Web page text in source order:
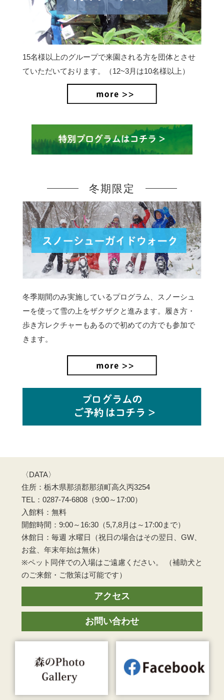
15名様以上のグループで来園される方を団体とさせ
ていただいております。（12~3月は10名様以上）
冬期限定
冬季期間のみ実施しているプログラム、スノーシュ
ーを使って雪の上をザクザクと進みます。
履き方・
歩き方レクチャーもあるので初めての方でも参加で
きます。
〈DATA〉
住所：栃木県那須郡那須町高久丙3254
TEL：0287-74-6808（9:00～17:00）
入館料：無料
開館時間：9:00～16:30（5,7,8月は～17:00まで）
休館日：毎週 水曜日（祝日の場合はその翌日、GW、
お盆、年末年始は無休）
※ペット同伴での入場はご遠慮ください。 （補助犬と
のご来館・ご散策は可能です）
アクセス
お問い合わせ